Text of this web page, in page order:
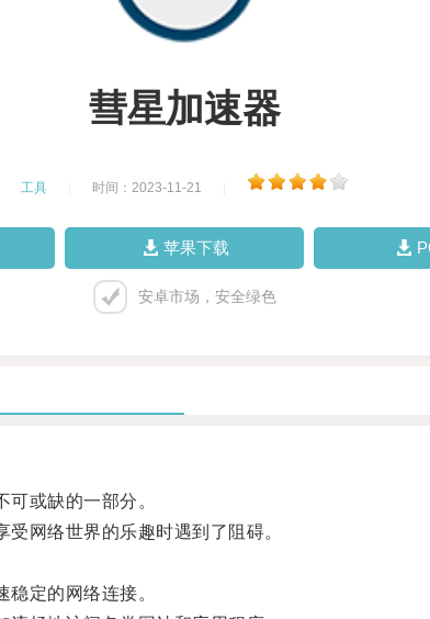
彗星加速器
工具 时间：2023-11-21
苹果下载
安卓市场，安全绿色
或缺的一部分。
网络世界的乐趣时遇到了阻碍。
定的网络连接。